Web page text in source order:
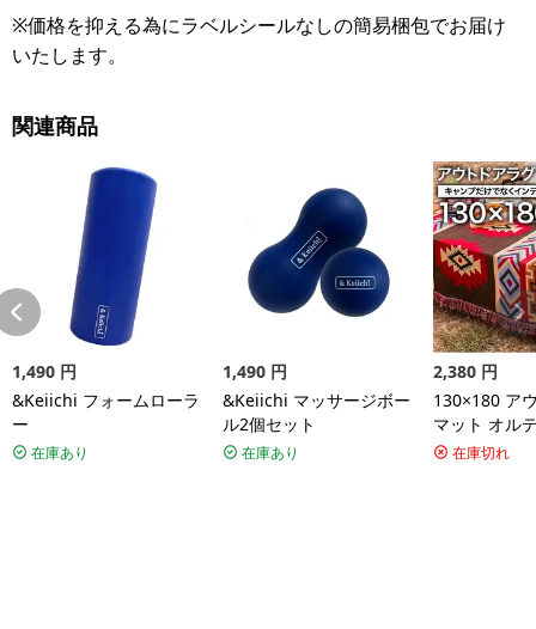
※価格を抑える為にラベルシールなしの簡易梱包でお届け
いたします。
関連商品
1,490 円
&Keiichi フォームローラ
ー
在庫あり
1,490 円
&Keiichi マッサージボー
ル2個セット
在庫あり
2,380 円
130×180 ア
マット オル
リア アメリ
在庫切れ